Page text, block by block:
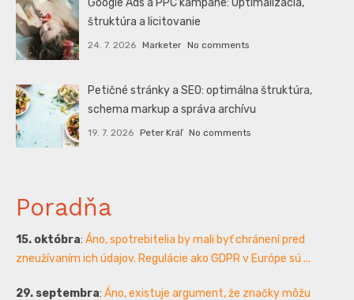
štruktúra a licitovanie
24. 7. 2026 Marketer No comments
Petičné stránky a SEO: optimálna štruktúra,
schema markup a správa archívu
19. 7. 2026 Peter Kráľ No comments
Poradňa
15. októbra: Áno, spotrebitelia by mali byť chránení pred
zneužívaním ich údajov. Regulácie ako GDPR v Európe sú ...
29. septembra: Áno, existuje argument, že značky môžu